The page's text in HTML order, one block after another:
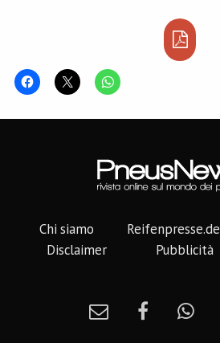
Oriente, nonché un polo…
Chi siamo Reifenpresse.de
Disclaimer
Pubblicità